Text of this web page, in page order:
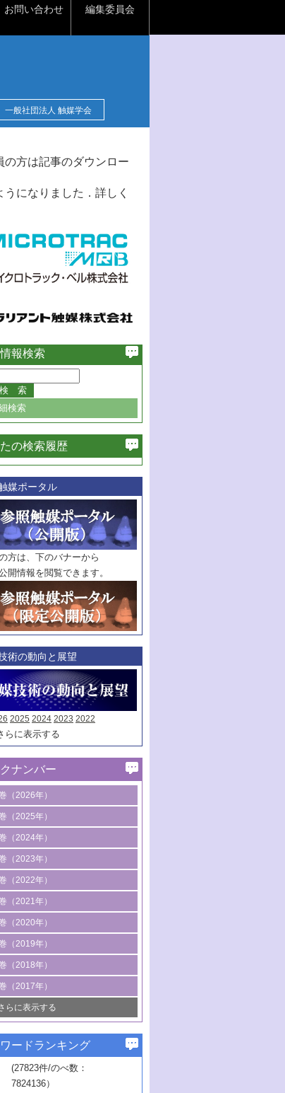
お問い合わせ 編集委員会
一般社団法人 触媒学会
方は記事のダウンロー
になりました．詳しく
報検索
検索
必ず含む
・号指定
巻
号
囲指定
巻
号～
巻
号
媒年鑑
年度
別
ク：
マークあり
の検索履歴
媒ポータル
方は、下のバナーから
開情報を閲覧できます。
術の動向と展望
2025 2024 2023 2022
に表示する
ナンバー
（2026年）
酸化水素合成に関する研究動向
ンピューター技術により加速する
発
機分子変換やCO 資源化のための
に関する最近の研究
137回触媒討論会（2026年）
（2025年）
水素化によるグリーン燃料/グリ
ミカル製造
素製造のための水分解技術に関す
の研究
レフィン系樹脂の精密合成に関す
技術
ルコール類の効率的変換を実現す
金属触媒の研究動向
オライトの合成と応用における研
テロ接合界面
135回触媒討論会（2025年）
（2024年）
次元ナノ構造を有する触媒材料
制反応場を活用した固体触媒研究
開
踏分子変換を目指した酸化触媒プ
の最前線
ンクロトロン放射光および中性子
用した触媒解析技術の最先端
原子触媒
照触媒委員会からのお知らせ
133回触媒討論会（2023年）
（2023年）
素が関わる触媒機能
ラスチックケミカルリサイクルの
触媒技術
酸化物系金属化合物を基盤とした
料の開発
子酸素・格子酸素欠陥を利用した
応
体触媒によるエネルギー変換反応
素とリンの循環のための触媒・機
料
（2022年）
成ガス製造とCOを用いるケミカル
の最新動向
学品合成のための合金触媒開発
の排出削減および有効活用のた
媒技術
手による情報発信企画～とびたて
媒の研究者たち～（1）
媒の研究者たち～（2）
油のノーブル・ユースを志向した
術
（2021年）
触媒の新展開
ロブスカイト
殊反応場を利用した触媒的分子変
孔質材料を用いた触媒の新展開
報学的手法を用いた触媒開発
ーボンニュートラルに向けた電解
127回触媒討論会（2021年・オン
開催(Zoom)のみ）
（2020年）
媒設計を拓く欠陥構造のキャラク
ーション
能化学品製造に資するクリーンな
酸化反応
処理のための触媒化学
触媒を用いた水分解の最新の研究
世代の触媒プロセスを支えるマイ
（2019年）
質移動制御に着目した触媒プロセ
2 フリー水素サプライチェーンに
触媒開発動向
密高分子合成に関する最近の研究
イオマス化成品製造のための触媒
（2018年）
体酸触媒の最新の研究動向
酸化炭素からの有用化学品合成
ノ粒子・クラスター触媒の最前線
周年記念企画
化するゼオライト合成技術
貴金属系触媒における電気化学的
（2017年）
たるところに，触媒
技術
機分離膜材料の開発と触媒反応プ
への適用
に表示する
ニークな構造の高分子を生み出す触
グニンからの化成品製造に向けた触
（2015年）
素キャリアにかかわる触媒技術の新
（2014年）
ードランキング
(27823件/のべ数：
7824136）